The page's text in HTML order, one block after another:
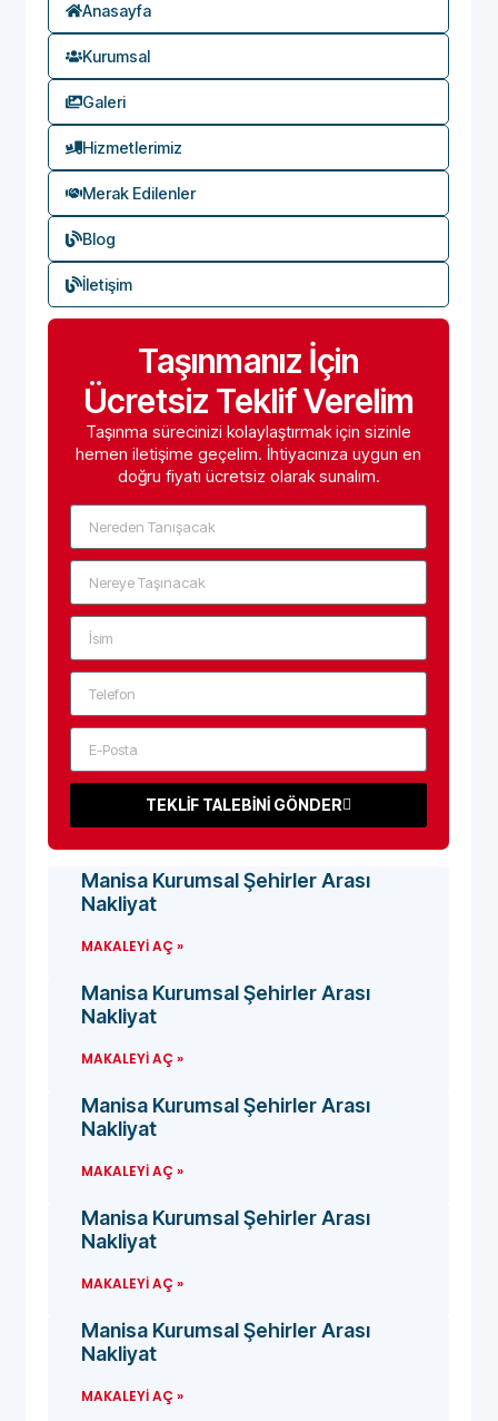
Anasayfa
Kurumsal
Galeri
Hizmetlerimiz
Merak Edilenler
Blog
İletişim
Taşınmanız İçin
Ücretsiz Teklif Verelim
Taşınma sürecinizi kolaylaştırmak için sizinle
hemen iletişime geçelim. İhtiyacınıza uygun en
doğru fiyatı ücretsiz olarak sunalım.
TEKLİF TALEBİNİ GÖNDER
Manisa Kurumsal Şehirler Arası
Nakliyat
MAKALEYI AÇ »
Manisa Kurumsal Şehirler Arası
Nakliyat
MAKALEYI AÇ »
Manisa Kurumsal Şehirler Arası
Nakliyat
MAKALEYI AÇ »
Manisa Kurumsal Şehirler Arası
Nakliyat
MAKALEYI AÇ »
Manisa Kurumsal Şehirler Arası
Nakliyat
MAKALEYI AÇ »